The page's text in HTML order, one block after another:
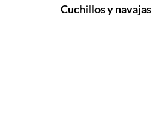
Cuchillos y navajas